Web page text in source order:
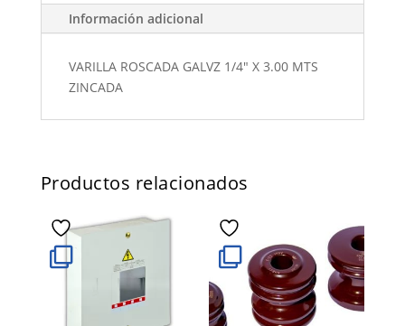
Información adicional
VARILLA ROSCADA GALVZ 1/4" X 3.00 MTS
ZINCADA
Productos relacionados